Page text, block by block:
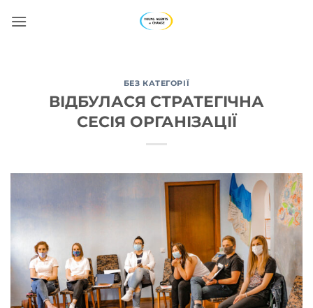
БЕЗ КАТЕГОРІЇ
ВІДБУЛАСЯ СТРАТЕГІЧНА
СЕСІЯ ОРГАНІЗАЦІЇ